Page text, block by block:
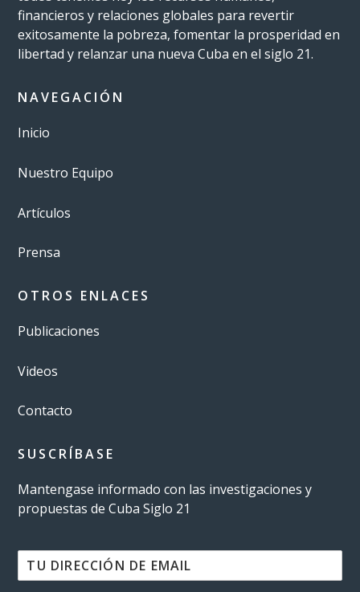
financieros y relaciones globales para revertir
exitosamente la pobreza, fomentar la prosperidad en
libertad y relanzar una nueva Cuba en el siglo 21.
NAVEGACIÓN
Inicio
Nuestro Equipo
Artículos
Prensa
OTROS ENLACES
Publicaciones
Videos
Contacto
SUSCRÍBASE
Mantengase informado con las investigaciones y
propuestas de Cuba Siglo 21